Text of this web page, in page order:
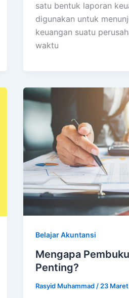
satu bentuk laporan
digunakan untuk
keuangan suatu
waktu
Belajar Akuntansi
Mengapa
Penting?
Rasyid Muhammad/23